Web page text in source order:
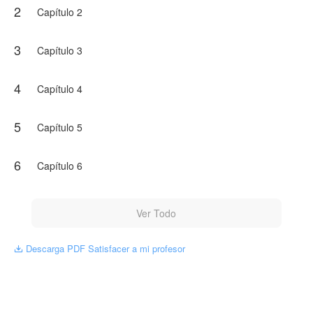
2 Capítulo 2
3 Capítulo 3
4 Capítulo 4
5 Capítulo 5
6 Capítulo 6
Ver Todo
 Descarga PDF Satisfacer a mi profesor